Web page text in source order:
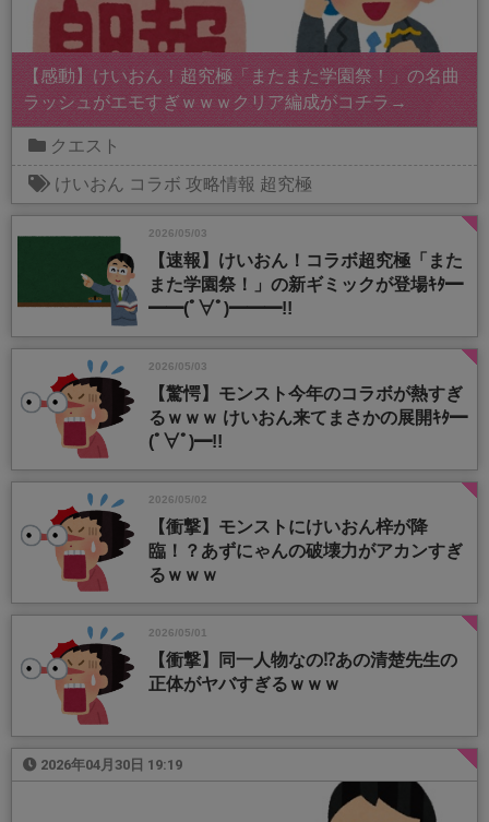
【感動】けいおん！超究極「またまた学園祭！」の名曲
ラッシュがエモすぎｗｗｗクリア編成がコチラ→
クエスト
けいおん コラボ 攻略情報 超究極
2026/05/03
【速報】けいおん！コラボ超究極「また
また学園祭！」の新ギミックが登場ｷﾀ━
━━(ﾟ∀ﾟ)━━━!!
2026/05/03
【驚愕】モンスト今年のコラボが熱すぎ
るｗｗｗ けいおん来てまさかの展開ｷﾀ━
(ﾟ∀ﾟ)━!!
2026/05/02
【衝撃】モンストにけいおん梓が降
臨！？あずにゃんの破壊力がアカンすぎ
るｗｗｗ
2026/05/01
【衝撃】同一人物なの⁉️あの清楚先生の
正体がヤバすぎるｗｗｗ
2026年04月30日 19:19